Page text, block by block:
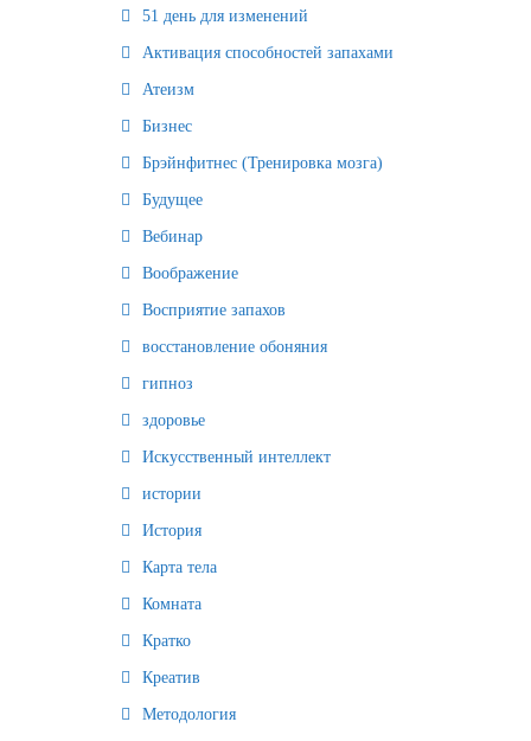
51 день для изменений
Активация способностей запахами
Атеизм
Бизнес
Брэйнфитнес (Тренировка мозга)
Будущее
Вебинар
Воображение
Восприятие запахов
восстановление обоняния
гипноз
здоровье
Искусственный интеллект
истории
История
Карта тела
Комната
Кратко
Креатив
Методология